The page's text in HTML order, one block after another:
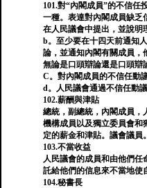
101.對“內閣成員”的不信任
一種。表達對內閣成員缺乏
在人民議會中提出，並說明
b。至少要在十四天前通知
論，並通知內閣有關成員，
無論是口頭辯論還是口頭辯
C。對內閣成員的不信任動
d。人民議會通過不信任動
102.薪酬與津貼
總統，副總統，內閣成員，
機構成員以及獨立委員會和
定的薪金和津貼。議會議員。
103.不當收益
人民議會的成員和由他們任
託給他們的信息來不當地使
104.秘書長